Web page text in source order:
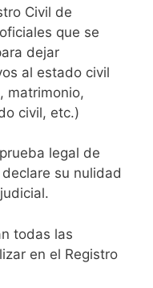
Civil de
que se
dejar
al estado civil
matrimonio,
civil, etc.)
legal de
su nulidad
todas las
en el Registro